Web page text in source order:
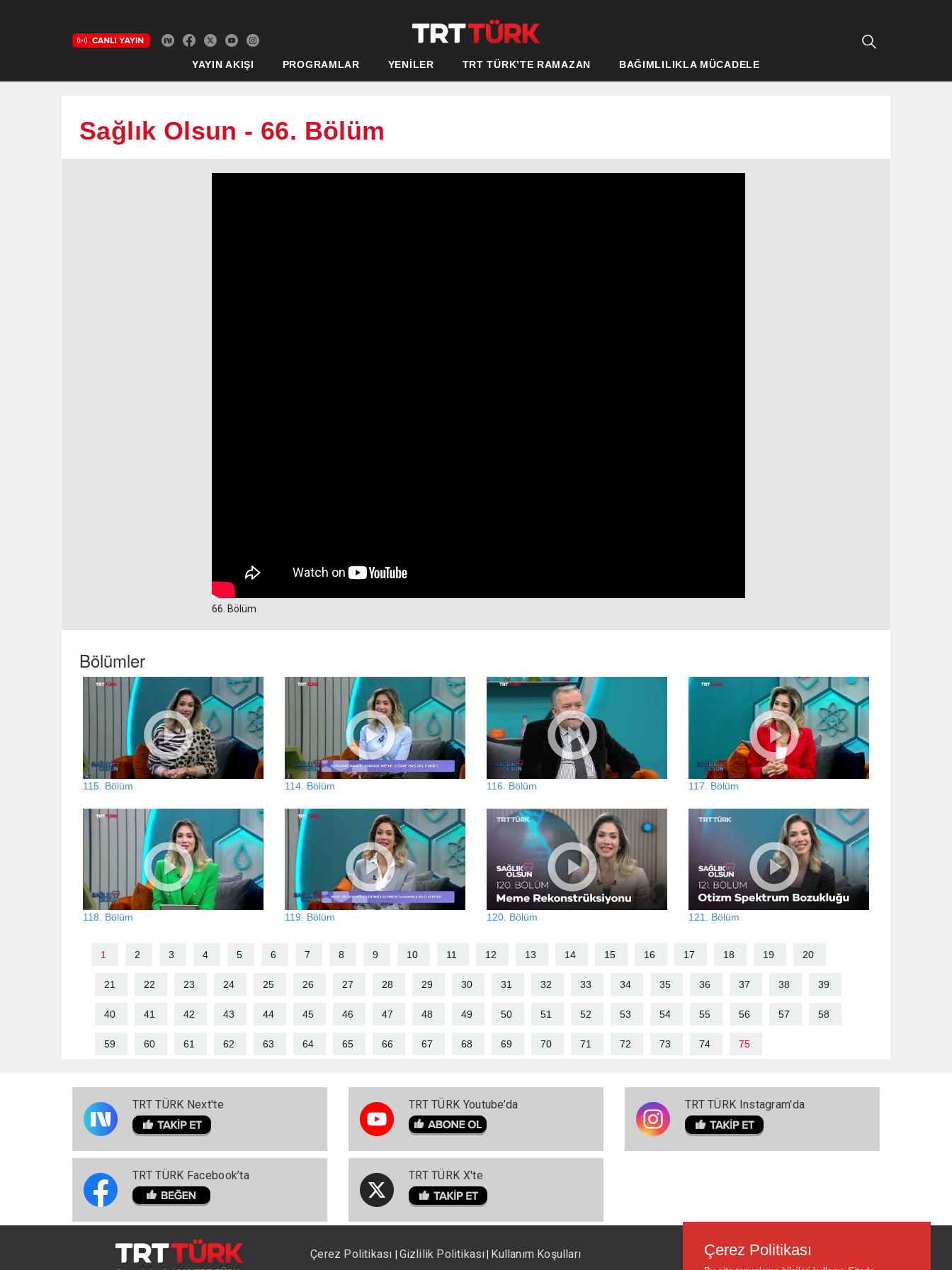
YAYIN AKIŞI PROGRAMLAR YENİLER TRT TÜRK’TE RAMAZAN BAĞIMLILIKLA MÜCADELE
Sağlık Olsun - 66. Bölüm
66. Bölüm
Bölümler
115. Bölüm 114. Bölüm 116. Bölüm 117. Bölüm
118. Bölüm 119. Bölüm 120. Bölüm 121. Bölüm
1 2 3 4 5 6 7 8 9 10 11 12 13 14 15 16 17 18 19 20
21 22 23 24 25 26 27 28 29 30 31 32 33 34 35 36 37 38 39
40 41 42 43 44 45 46 47 48 49 50 51 52 53 54 55 56 57 58
59 60 61 62 63 64 65 66 67 68 69 70 71 72 73 74 75
TRT TÜRK Next'te
TRT TÜRK Facebook’ta
TRT TÜRK Youtube’da
TRT TÜRK X'te
TRT TÜRK Instagram'da
Çerez Politikası Gizlilik Politikası Kullanım Koşulları Çerez Politikası